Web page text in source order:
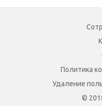
Политика
Удаление
©